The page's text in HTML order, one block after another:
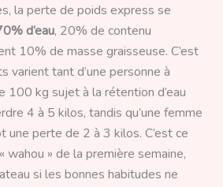
la perte de poids express se
d’eau, 20% de contenu
10% de masse graisseuse. C’est
varient tant d’une personne à
100 kg sujet à la rétention d’eau
4 à 5 kilos, tandis qu’une femme
perte de 2 à 3 kilos. C’est ce
wahou » de la première semaine,
si les bonnes habitudes ne